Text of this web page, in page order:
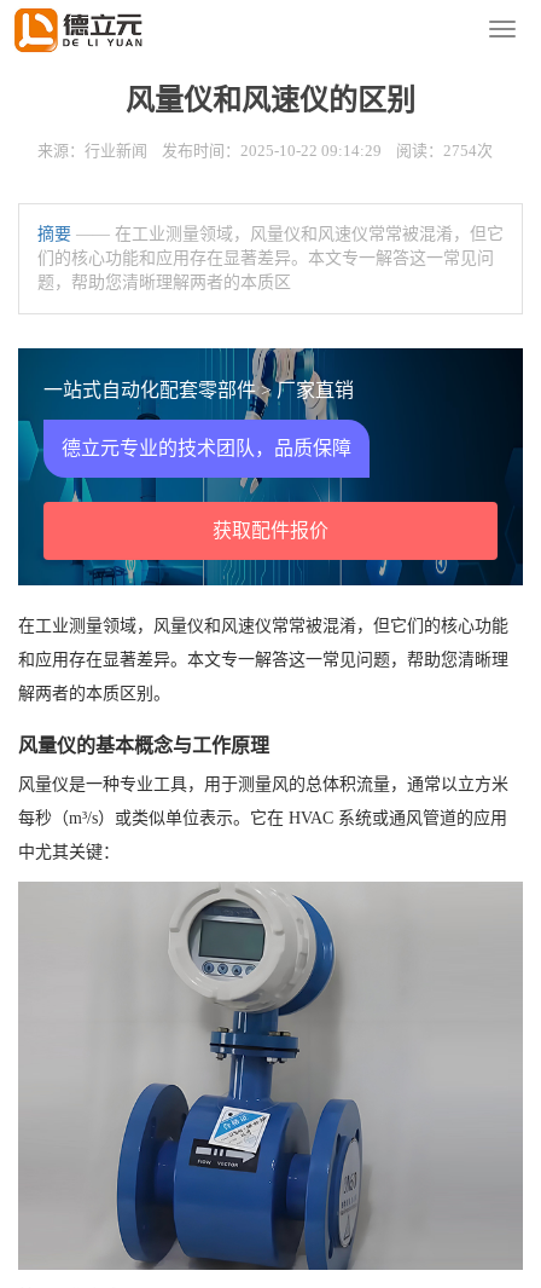
导
您的位置：首页
风量仪和风速仪的区别
来源：行业新闻 发布时间：2025-10-22 09:14:29 阅读：2754次
摘要 —— 在工业测量领域，风量仪和风速仪常常被混淆，但它
们的核心功能和应用存在显著差异。本文专一解答这一常见问
题，帮助您清晰理解两者的本质区
一站式自动化配套零部件 > 厂家直销
德立元专业的技术团队，品质保障
获取配件报价
在工业测量领域，风量仪和风速仪常常被混淆，但它们的核心功能
和应用存在显著差异。本文专一解答这一常见问题，帮助您清晰理
解两者的本质区别。
风量仪的基本概念与工作原理
风量仪是一种专业工具，用于测量风的总体积流量，通常以立方米
每秒（m³/s）或类似单位表示。它在 HVAC 系统或通风管道的应用
中尤其关键：